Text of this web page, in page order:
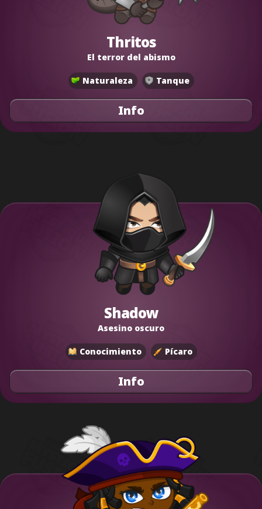
Thritos
El terror del abismo
Naturaleza Tanque
Info
Shadow
Asesino oscuro
Conocimiento Pícaro
Info